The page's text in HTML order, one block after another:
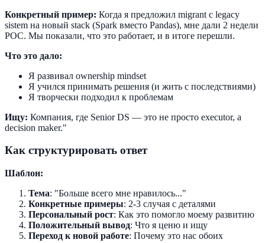
Конкретный пример: Когда я предложил migrant с legacy
sistem на новый stack (Spark вместо Pandas), мне дали 2 недели
POC. Мы показали, что это работает, и в итоге перешли.
Что это дало:
Я развивал ownership mindset
Я учился принимать решения (и жить с последствиями)
Я творчески подходил к проблемам
Ищу: Компания, где Senior DS — это не просто executor, а
decision maker."
Как структурировать ответ
Шаблон:
Тема: "Больше всего мне нравилось..."
Конкретные примеры: 2-3 случая с деталями
Персональный рост: Как это помогло моему развитию
Положительный вывод: Что я ценю и ищу
Переход к новой работе: Почему это нас обоих